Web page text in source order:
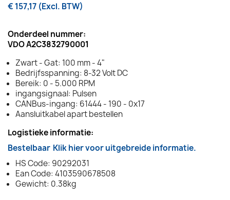
€ 157,17 (Excl. BTW)
Onderdeel nummer:
VDO A2C3832790001
Zwart - Gat: 100 mm - 4"
Bedrijfsspanning: 8-32 Volt DC
Bereik: 0 - 5.000 RPM
ingangsignaal: Pulsen
CANBus-ingang: 61444 - 190 - 0x17
Aansluitkabel apart bestellen
Logistieke informatie:
Bestelbaar Klik hier voor uitgebreide informatie.
HS Code: 90292031
Ean Code: 4103590678508
Gewicht: 0.38kg